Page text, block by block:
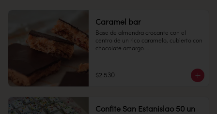
Duración:
1 MES
Caramel bar
Base de almendra crocante con el
centro de un rico caramelo, cubierto con
chocolate amargo.
$2.530
Confite San Estanislao 50 un